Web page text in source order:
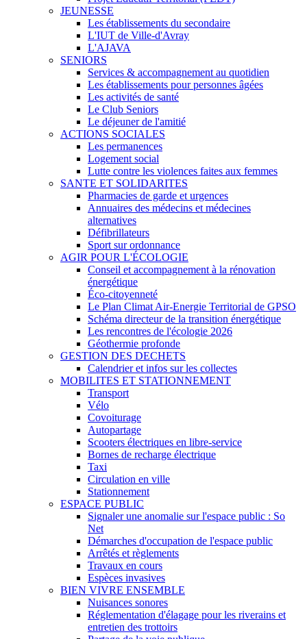
JEUNESSE
Les établissements du secondaire
L'IUT de Ville-d'Avray
L'AJAVA
SENIORS
Services & accompagnement au quotidien
Les établissements pour personnes âgées
Les activités de santé
Le Club Seniors
Le déjeuner de l'amitié
ACTIONS SOCIALES
Les permanences
Logement social
Lutte contre les violences faites aux femmes
SANTE ET SOLIDARITES
Pharmacies de garde et urgences
Annuaires des médecins et médecines
alternatives
Défibrillateurs
Sport sur ordonnance
AGIR POUR L'ÉCOLOGIE
Conseil et accompagnement à la rénovation
énergétique
Éco-citoyenneté
Le Plan Climat Air-Energie Territorial de GPSO
Schéma directeur de la transition énergétique
Les rencontres de l'écologie 2026
Géothermie profonde
GESTION DES DECHETS
Calendrier et infos sur les collectes
MOBILITES ET STATIONNEMENT
Transport
Vélo
Covoiturage
Autopartage
Scooters électriques en libre-service
Bornes de recharge électrique
Taxi
Circulation en ville
Stationnement
ESPACE PUBLIC
Signaler une anomalie sur l'espace public : So
Net
Démarches d'occupation de l'espace public
Arrêtés et règlements
Travaux en cours
Espèces invasives
BIEN VIVRE ENSEMBLE
Nuisances sonores
Réglementation d'élagage pour les riverains et
entretien des trottoirs